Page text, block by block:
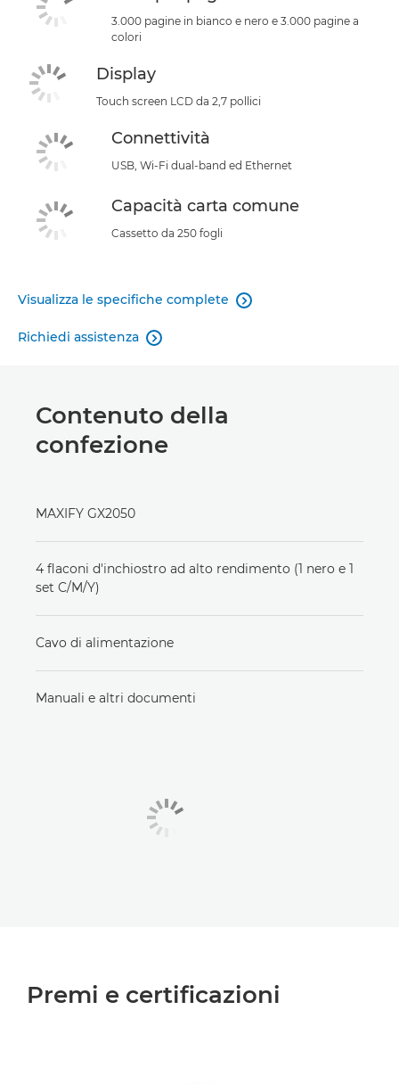
3.000 pagine in bianco e nero e 3.000 pagine a
colori
Display
Touch screen LCD da 2,7 pollici
Connettività
USB, Wi-Fi dual-band ed Ethernet
Capacità carta comune
Cassetto da 250 fogli
Visualizza le specifiche complete 
Richiedi assistenza 
Contenuto della
confezione
MAXIFY GX2050
4 flaconi d'inchiostro ad alto rendimento (1 nero e 1
set C/M/Y)
Cavo di alimentazione
Manuali e altri documenti
Premi e certificazioni